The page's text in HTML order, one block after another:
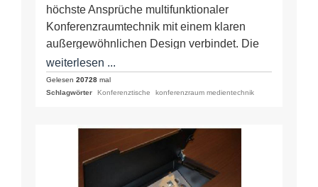
höchste Ansprüche multifunktionaler
Konferenzraumtechnik mit einem klaren
außergewöhnlichen Design verbindet. Die
Cockpitkonferenz besteht aus modularen
Elementen, die in beliebiger Anzahl…
weiterlesen ...
Gelesen 20728 mal
Schlagwörter
Konferenztische konferenzraum medientechnik